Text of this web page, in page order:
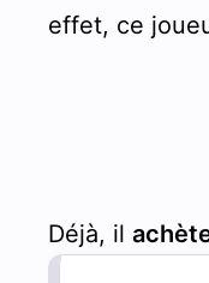
effet, ce
Déjà, il